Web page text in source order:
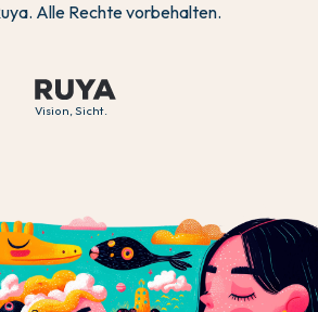
Vision, Sicht.
Alle Rechte vorbehalten.